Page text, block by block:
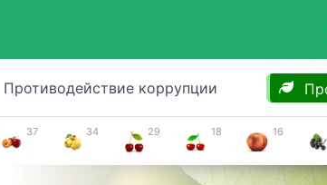
Противодействие коррупции
37 34 29 18 16